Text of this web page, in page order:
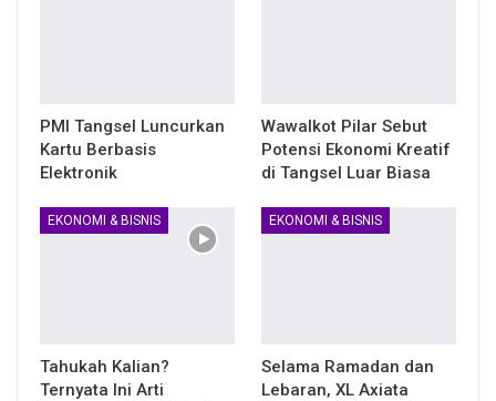
PMI Tangsel Luncurkan
Kartu Berbasis
Elektronik
Wawalkot Pilar Sebut
Potensi Ekonomi Kreatif
di Tangsel Luar Biasa
EKONOMI & BISNIS
Tahukah Kalian?
Ternyata Ini Arti
EKONOMI & BISNIS
Selama Ramadan dan
Lebaran, XL Axiata